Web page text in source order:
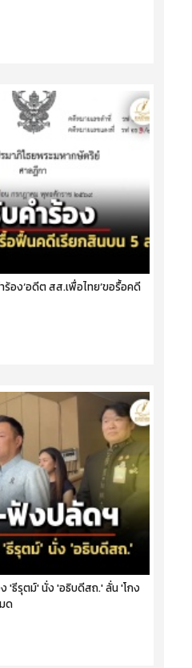
อง‘อดีต สส.เพื่อไทย’ขอรื้อคดี
'ธีรุตม์' นั่ง 'อธิบดีสถ.' ลั่น 'โกง
ด